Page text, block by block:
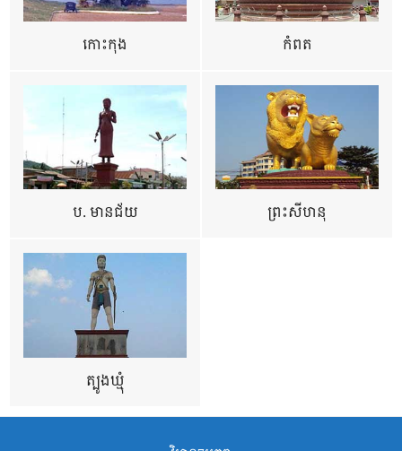
កោះកុង កំពត
ប. មានជ័យ ព្រះសីហនុ
ត្បូងឃ្មុំ